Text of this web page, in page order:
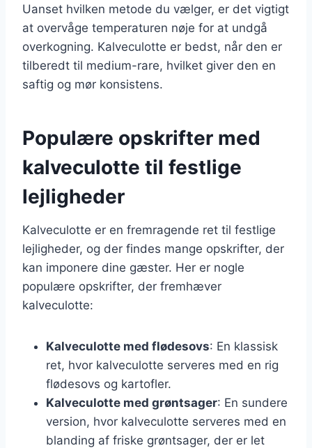
Uanset hvilken metode du vælger, er det vigtigt
at overvåge temperaturen nøje for at undgå
overkogning. Kalveculotte er bedst, når den er
tilberedt til medium-rare, hvilket giver den en
saftig og mør konsistens.
Populære opskrifter med
kalveculotte til festlige
lejligheder
Kalveculotte er en fremragende ret til festlige
lejligheder, og der findes mange opskrifter, der
kan imponere dine gæster. Her er nogle
populære opskrifter, der fremhæver
kalveculotte:
Kalveculotte med flødesovs: En klassisk
ret, hvor kalveculotte serveres med en rig
flødesovs og kartofler.
Kalveculotte med grøntsager: En sundere
version, hvor kalveculotte serveres med en
blanding af friske grøntsager, der er let